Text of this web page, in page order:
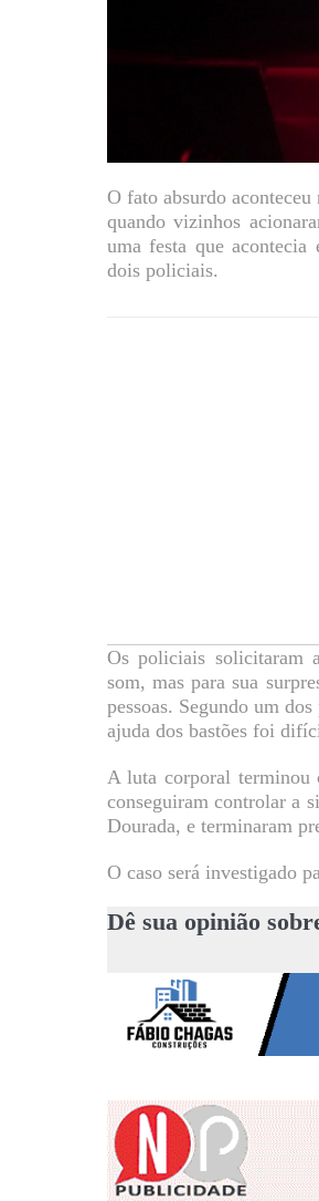
O fato absurdo
quando vizinhos
uma festa que
dois policiais.
Os policiais solicitaram
som, mas para sua
pessoas. Segundo um
ajuda dos bastões foi
A luta corporal terminou
conseguiram controlar a
Dourada, e terminaram
O caso será investigado
Dê sua opinião